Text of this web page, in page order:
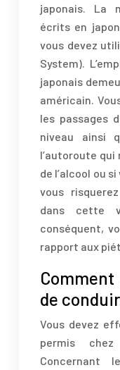
japonais. La
écrits en
vous devez
System).
japonais
américain.
les passages
niveau ainsi
l’autoroute qui
de l’alcool ou
vous
dans cette
conséquent,
rapport aux
de
Vous devez
permis
Concernant